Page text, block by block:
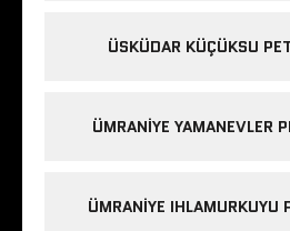
ÜSKÜDAR KÜÇÜKSU
ÜMRANIYE YAMANEVLER
ÜMRANIYE IHLAMURKUYU